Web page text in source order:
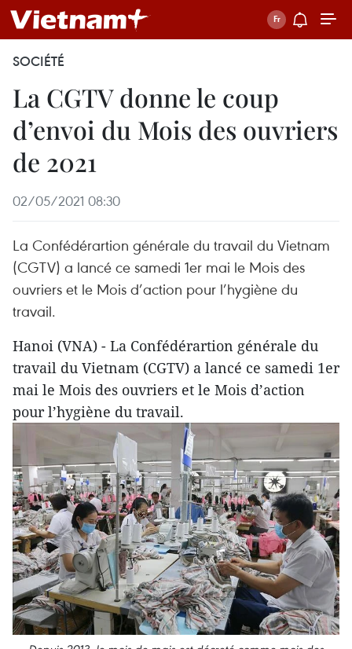
SOCIÉTÉ
La CGTV donne le coup
d’envoi du Mois des ouvriers
de 2021
02/05/2021 08:30
La Confédérartion générale du travail du Vietnam
(CGTV) a lancé ce samedi 1er mai le Mois des
ouvriers et le Mois d’action pour l’hygiène du
travail.
Hanoi (VNA) - La Confédérartion générale du
travail du Vietnam (CGTV) a lancé ce samedi 1er
mai le Mois des ouvriers et le Mois d’action
pour l’hygiène du travail.